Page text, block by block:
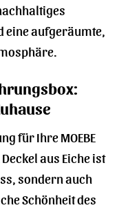
aufgeräumte,
für Ihre MOEBE
aus Eiche ist
sondern auch
Schönheit des